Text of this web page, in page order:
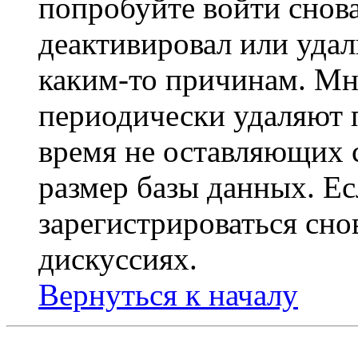
попробуйте войти
деактивировал или
каким-то причинам.
периодически удаляют
время не
размер базы данных.
зарегистрироваться
дискуссиях.
Вернуться к началу